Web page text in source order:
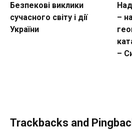
Безпекові виклики
сучасного світу і дії
України
–
–
Trackbacks and